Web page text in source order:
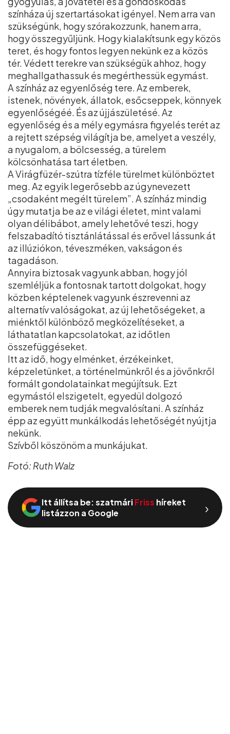
színháza új szertartásokat igényel. Nem arra van
szükségünk, hogy szórakozzunk, hanem arra,
hogy összegyűljünk. Hogy kialakítsunk egy közös
teret, és hogy fontos legyen nekünk ez a közös
tér. Védett terekre van szükségük ahhoz, hogy
meghallgathassuk és megérthessük egymást.
A színház az egyenlőség tere. Az emberek,
istenek, növények, állatok, esőcseppek, könnyek
egyenlőségéé. És az újjászületésé. Az
egyenlőség és a mély egymásra figyelés terét az
a rejtett szépség világítja be, amelyet a veszély,
a nyugalom, a bölcsesség, a türelem
kölcsönhatása tart életben.
A Virágfüzér-szútra tízféle türelmet különböztet
meg. Az egyik legerősebb az úgynevezett
„csodaként megélt türelem”. A színház mindig
úgy mutatja be az e világi életet, mint valami
olyan délibábot, amely lehetővé teszi, hogy
felszabadító tisztánlátással és erővel lássunk át
az illúziókon, téveszméken, vakságon és
tagadáson.
Annyira biztosak vagyunk abban, hogy jól
szemléljük a fontosnak tartott dolgokat, hogy
közben képtelenek vagyunk észrevenni az
alternatív valóságokat, az új lehetőségeket, a
miénktől különböző megközelítéseket, a
láthatatlan kapcsolatokat, az időtlen
összefüggéseket.
Itt az idő, hogy elménket, érzékeinket,
képzeletünket, a történelmünkről és a jövőnkről
formált gondolatainkat megújítsuk. Ezt
egymástól elszigetelt, egyedül dolgozó
emberek nem tudják megvalósítani. A színház
épp az együtt munkálkodás lehetőségét nyújtja
nekünk.
Szívből köszönöm a munkájukat.
Fotó: Ruth Walz
Itt állítsa be: szatmáriFriss híreket
listázzon a Google
›